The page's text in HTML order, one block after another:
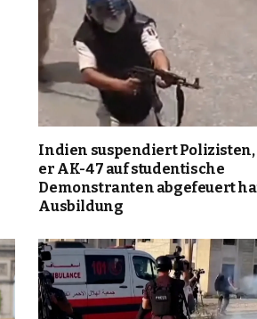
Indien suspendiert Polizisten,
er AK-47 auf studentische
Demonstranten abgefeuert hat
Ausbildung